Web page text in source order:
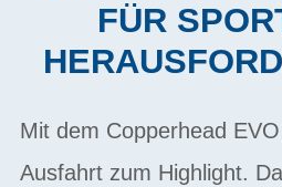
FÜR
Mit dem Copperhead
Ausfahrt zum Highlight.